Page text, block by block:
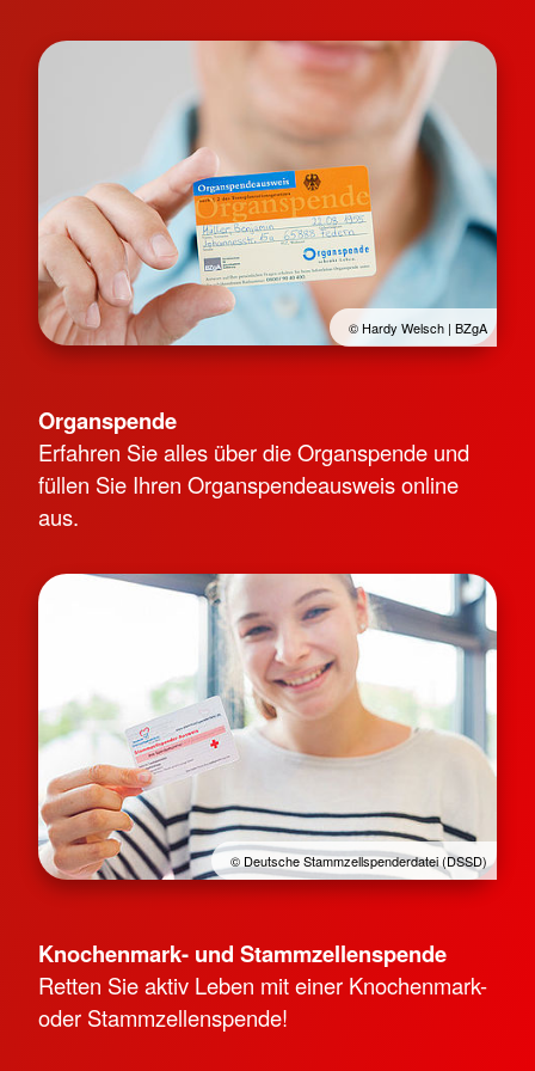
© Hardy Welsch | BZgA
Organspende
Erfahren Sie alles über die Organspende und
füllen Sie Ihren Organspendeausweis online
aus.
© Deutsche Stammzellspenderdatei (DSSD)
Knochenmark- und Stammzellenspende
Retten Sie aktiv Leben mit einer Knochenmark-
oder Stammzellenspende!